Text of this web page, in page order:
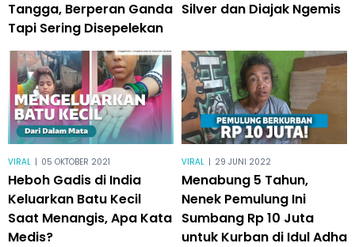
Tangga, Berperan Ganda
Tapi Sering Disepelekan
Silver dan Diajak Ngemis
VIRAL | 05 OKTOBER 2021
Heboh Gadis di India
Keluarkan Batu Kecil
Saat Menangis, Apa Kata
Medis?
VIRAL | 29 JUNI 2022
Menabung 5 Tahun,
Nenek Pemulung Ini
Sumbang Rp 10 Juta
untuk Kurban di Idul Adha